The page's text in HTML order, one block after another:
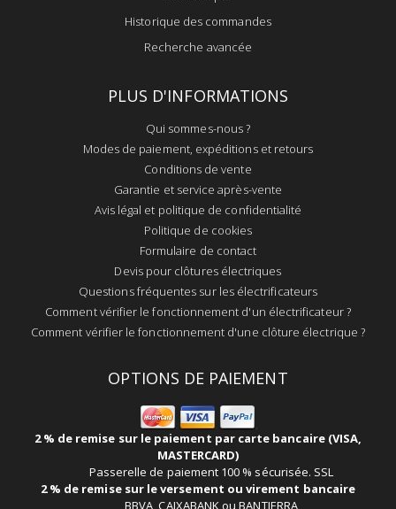
Historique des commandes
Recherche avancée
PLUS D'INFORMATIONS
Qui sommes-nous ?
Modes de paiement, expéditions et retours
Conditions de vente
Garantie et service après-vente
Avis légal et politique de confidentialité
Politique de cookies
Formulaire de contact
Devis pour clôtures électriques
Questions fréquentes sur les électrificateurs
Comment vérifier le fonctionnement d'un électrificateur ?
Comment vérifier le fonctionnement d'une clôture électrique ?
OPTIONS DE PAIEMENT
2 % de remise sur le paiement par carte bancaire (VISA,
MASTERCARD)
Passerelle de paiement 100 % sécurisée. SSL
2 % de remise sur le versement ou virement bancaire
BBVA, CAIXABANK ou BANTIERRA